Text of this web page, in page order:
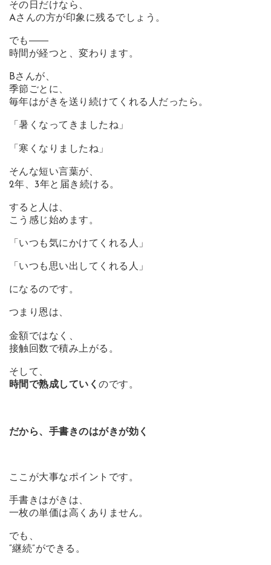
その日だけなら、
Aさんの方が印象に残るでしょう。
でも――
時間が経つと、変わります。
Bさんが、
季節ごとに、
毎年はがきを送り続けてくれる人だったら。
「暑くなってきましたね」
「寒くなりましたね」
そんな短い言葉が、
2年、3年と届き続ける。
すると人は、
こう感じ始めます。
「いつも気にかけてくれる人」
「いつも思い出してくれる人」
になるのです。
つまり恩は、
金額ではなく、
接触回数で積み上がる。
そして、
時間で熟成していくのです。
だから、手書きのはがきが効く
ここが大事なポイントです。
手書きはがきは、
一枚の単価は高くありません。
でも、
“継続”ができる。